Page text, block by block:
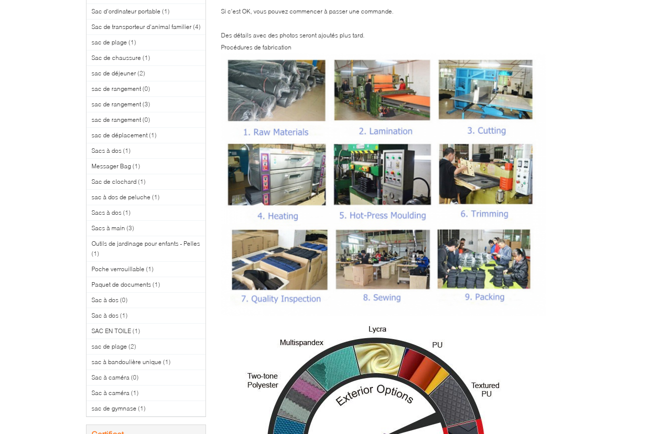
Sac d'ordinateur portable (1)
Sac de transporteur d'animal familier (4)
sac de plage (1)
Sac de chaussure (1)
sac de déjeuner (2)
sac de rangement (0)
sac de rangement (3)
sac de rangement (0)
sac de déplacement (1)
Sacs à dos (1)
Messager Bag (1)
Sac de clochard (1)
sac à dos de peluche (1)
Sacs à dos (1)
Sacs à main (3)
Outils de jardinage pour enfants - Pelles
(1)
Poche verrouillable (1)
Paquet de documents (1)
Sac à dos (0)
Sac à dos (1)
SAC EN TOILE (1)
sac de plage (2)
sac à bandoulière unique (1)
Sac à caméra (0)
Sac à caméra (1)
sac de gymnase (1)
Si c'est OK, vous pouvez commencer à passer une commande.
Des détails avec des photos seront ajoutés plus tard.
Procédures de fabrication